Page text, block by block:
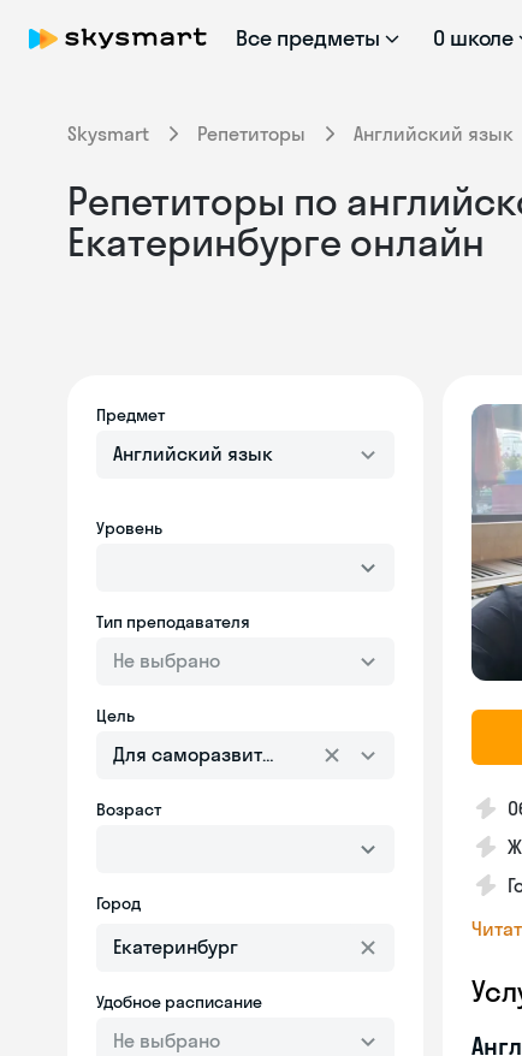
Все предметы О школе
Skysmart Репетиторы Английский язык
Репетиторы по
Екатеринбурге онлайн
Предмет
Английский язык
Уровень
Тип преподавателя
Не выбрано
Цель
Для саморазвития
Возраст
Город
Удобное расписание
Не выбрано